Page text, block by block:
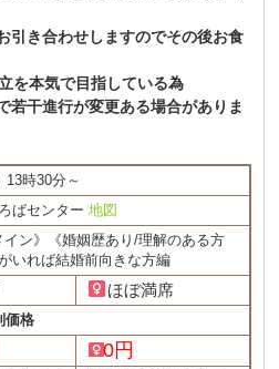
引き合わせしますのでその後お食
を本気で目指している為
若干進行が変更ある場合がありま
13時30分～
ばセンター地図
イン》《婚姻歴あり/理解のある方
いれば結婚前向きな方編
ほぼ満席
価格
0円